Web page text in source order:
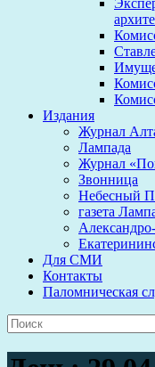
Издания
Журнал
Лампада
Журнал
Звонница
Небесный
газета
Для СМИ
Контакты
Паломническая